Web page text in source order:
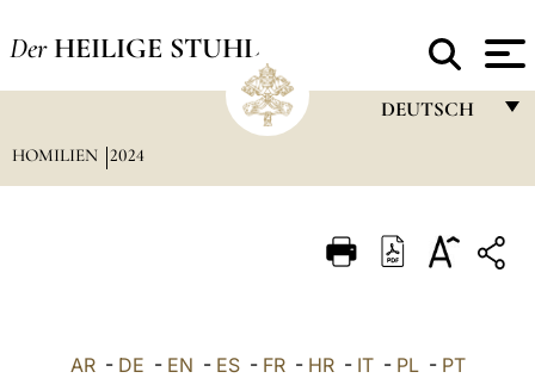
Der HEILIGE STUHL
DEUTSCH
ITALIANO
HOMILIEN 2024
AR- DE - EN - ES- FR- HR- IT- PL- PT